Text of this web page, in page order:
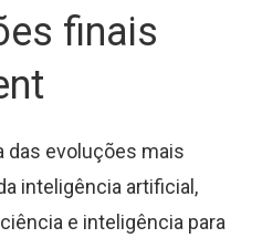
finais
das evoluções mais
inteligência artificial,
e inteligência para